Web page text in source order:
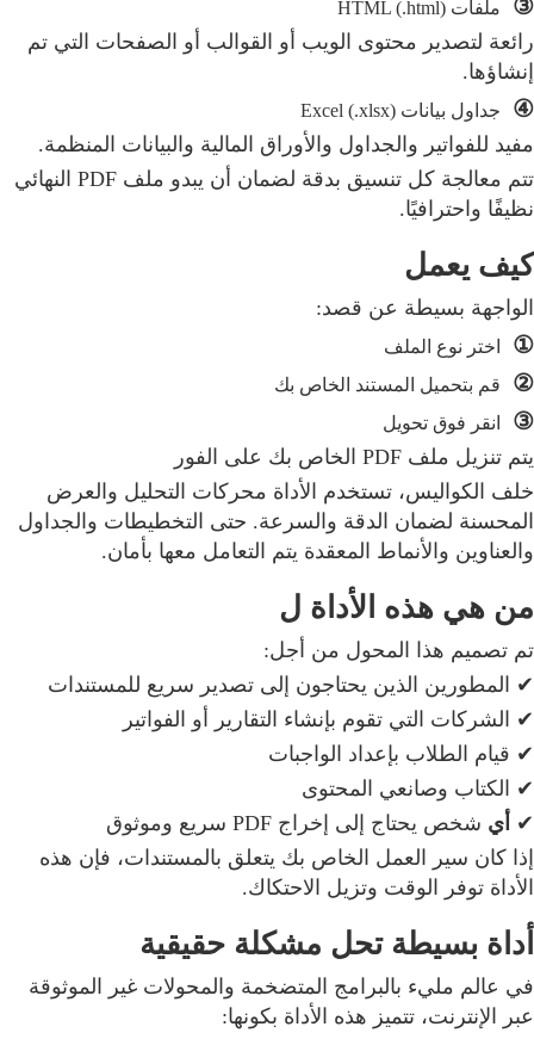
③ ملفات HTML (.html)
رائعة لتصدير محتوى الويب أو القوالب أو الصفحات التي تم
إنشاؤها.
④ جداول بيانات Excel (.xlsx)
مفيد للفواتير والجداول والأوراق المالية والبيانات المنظمة.
تتم معالجة كل تنسيق بدقة لضمان أن يبدو ملف PDF النهائي
نظيفًا واحترافيًا.
كيف يعمل
الواجهة بسيطة عن قصد:
① اختر نوع الملف
② قم بتحميل المستند الخاص بك
③ انقر فوق تحويل
يتم تنزيل ملف PDF الخاص بك على الفور
خلف الكواليس، تستخدم الأداة محركات التحليل والعرض
المحسنة لضمان الدقة والسرعة. حتى التخطيطات والجداول
والعناوين والأنماط المعقدة يتم التعامل معها بأمان.
من هي هذه الأداة ل
تم تصميم هذا المحول من أجل:
✔ المطورين الذين يحتاجون إلى تصدير سريع للمستندات
✔ الشركات التي تقوم بإنشاء التقارير أو الفواتير
✔ قيام الطلاب بإعداد الواجبات
✔ الكتاب وصانعي المحتوى
✔ أي شخص يحتاج إلى إخراج PDF سريع وموثوق
إذا كان سير العمل الخاص بك يتعلق بالمستندات، فإن هذه
الأداة توفر الوقت وتزيل الاحتكاك.
أداة بسيطة تحل مشكلة حقيقية
في عالم مليء بالبرامج المتضخمة والمحولات غير الموثوقة
عبر الإنترنت، تتميز هذه الأداة بكونها: